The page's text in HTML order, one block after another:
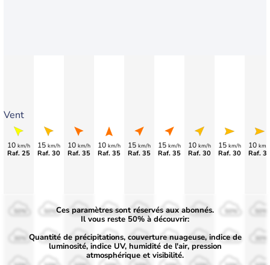
Vent
10 km/h
Raf. 25
15 km/h
Raf. 30
10 km/h
Raf. 35
10 km/h
Raf. 35
15 km/h
Raf. 35
15 km/h
Raf. 35
10 km/h
Raf. 30
15 km/h
Raf. 30
10 km/
Raf.
50%
30%
50%
30%
50%
30%
50%
30%
50%
30%
50%
30%
50%
30%
Ces paramètres sont réservés aux abonnés.
Il vous reste 50% à découvrir:
Quantité de précipitations, couverture nuageuse, indice de
luminosité, indice UV, humidité de l'air, pression
atmosphérique et visibilité.